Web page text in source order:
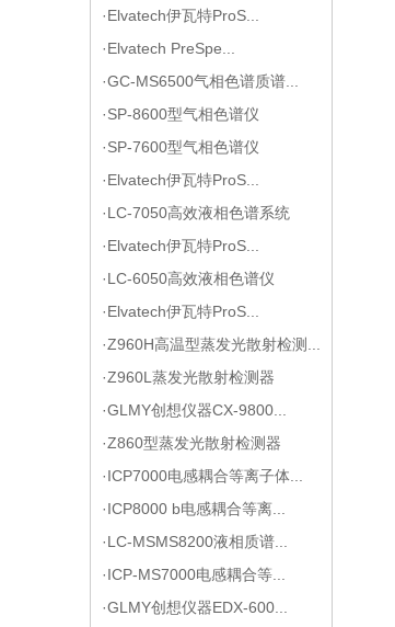
·Elvatech伊瓦特ProS...
·Elvatech PreSpe...
·GC-MS6500气相色谱质谱...
·SP-8600型气相色谱仪
·SP-7600型气相色谱仪
·Elvatech伊瓦特ProS...
·LC-7050高效液相色谱系统
·Elvatech伊瓦特ProS...
·LC-6050高效液相色谱仪
·Elvatech伊瓦特ProS...
·Z960H高温型蒸发光散射检测...
·Z960L蒸发光散射检测器
·GLMY创想仪器CX-9800...
·Z860型蒸发光散射检测器
·ICP7000电感耦合等离子体...
·ICP8000 b电感耦合等离...
·LC-MSMS8200液相质谱...
·ICP-MS7000电感耦合等...
·GLMY创想仪器EDX-600...